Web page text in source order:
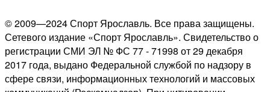
© 2009—2024 Спорт Ярославль. Все права защищены.
Сетевого издание «Спорт Ярославль». Свидетельство о
регистрации СМИ ЭЛ № ФС 77 - 71998 от 29 декабря
2017 года, выдано Федеральной службой по надзору в
сфере связи, информационных технологий и массовых